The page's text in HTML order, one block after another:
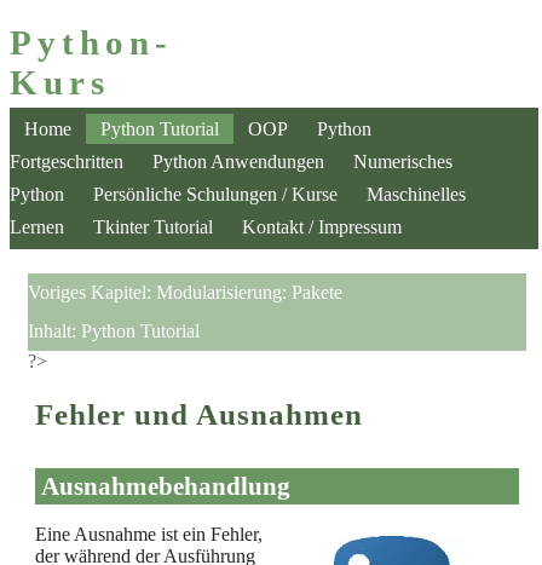
Python-
Kurs
Home Python Tutorial OOP
Python
Fortgeschritten
Python Anwendungen
Numerisches
Python
Persönliche Schulungen / Kurse
Maschinelles
Lernen
Tkinter Tutorial Kontakt / Impressum
Voriges Kapitel: Modularisierung: Pakete
Inhalt: Python Tutorial
?>
Fehler und Ausnahmen
Ausnahmebehandlung
Eine Ausnahme ist ein Fehler,
der während der Ausführung